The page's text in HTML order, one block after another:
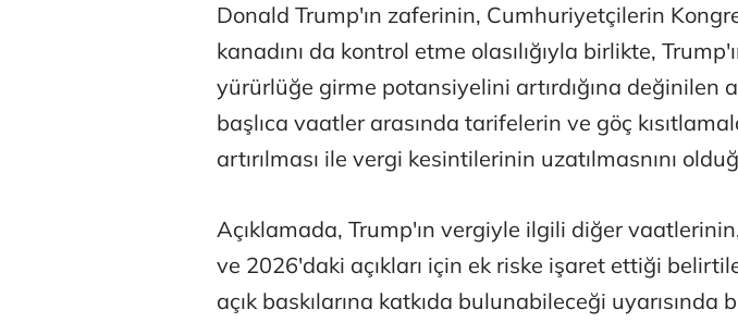
Donald Trump'ın zaferinin, Cumhuriyetçilerin
kanadını da kontrol etme olasılığıyla birlikte,
yürürlüğe girme potansiyelini artırdığına değinilen
başlıca vaatler arasında tarifelerin ve göç
artırılması ile vergi kesintilerinin uzatılmasnını
Açıklamada, Trump'ın vergiyle ilgili diğer
ve 2026'daki açıkları için ek riske işaret ettiği
açık baskılarına katkıda bulunabileceği uyarısında